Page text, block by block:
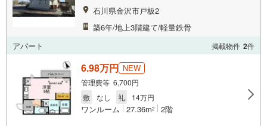
石川県金沢市戸板2
築6年/地上3階建て/軽量鉄骨
アパート
掲載物件 2件
6.98万円 NEW
管理費等 6,700円
敷
なし 礼 14万円
ワンルーム 27.36m2 2階